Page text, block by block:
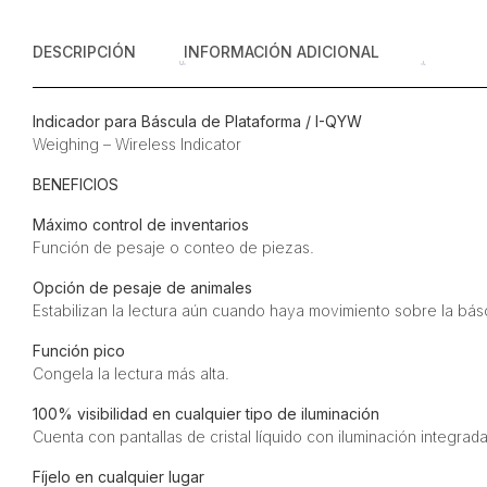
DESCRIPCIÓN INFORMACIÓN ADICIONAL
Indicador para Báscula de Plataforma / I-QYW
Weighing – Wireless Indicator
BENEFICIOS
Máximo control de inventarios
Función de pesaje o conteo de piezas.
Opción de pesaje de animales
Estabilizan la lectura aún cuando haya movimiento sobre la
Función pico
Congela la lectura más alta.
100% visibilidad en cualquier tipo de iluminación
Cuenta con pantallas de cristal líquido con iluminación integrada.
Fíjelo en cualquier lugar